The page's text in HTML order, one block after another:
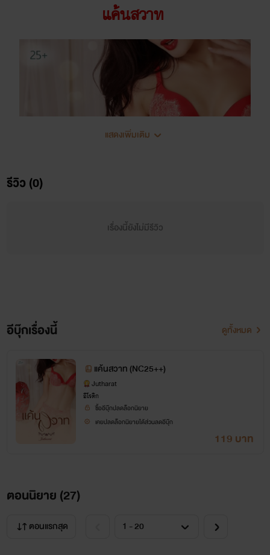
แค้นสวาท
***นิยายเรื่องนี้เป็นนิยาย อีโรติก 25+ แบบหนักหน่วงและอาจมี
เนื้อหารุนแรงบ้าง โปรดใช้วิจารณญาณในการเสพ...สม^^***
แสดงเพิ่มเติม
รีวิว (0)
เรื่องนี้ยังไม่มีรีวิว
อีบุ๊กเรื่องนี้ ดูทั้งหมด
แค้นสวาท (NC25++)
Jutharat
อีโรติก
ซื้ออีบุ๊กปลดล็อกนิยาย
เคยปลดล็อกนิยายได้ส่วนลดอีบุ๊ก
119 บาท
ตอนนิยาย (27)
ตอนแรกสุด